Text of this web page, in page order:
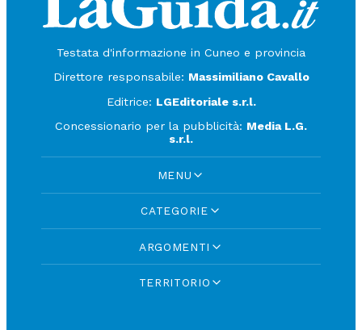
Testata d'informazione in Cuneo e provincia
Direttore responsabile: Massimiliano Cavallo
Editrice: LGEditoriale s.r.l.
Concessionario per la pubblicità: Media L.G.
s.r.l.
MENU
CATEGORIE
ARGOMENTI
TERRITORIO